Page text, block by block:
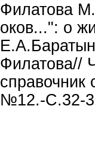
Филатова
оков...": о
Филатова//
справочник
№12.-С.32-